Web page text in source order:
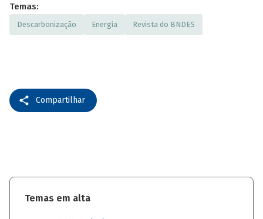
Temas:
Descarbonização Energia Revista do BNDES
Compartilhar
Temas em alta